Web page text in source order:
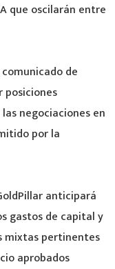
que oscilarán entre
de
posiciones
negociaciones en
por la
anticipará
gastos de capital y
mixtas pertinentes
aprobados